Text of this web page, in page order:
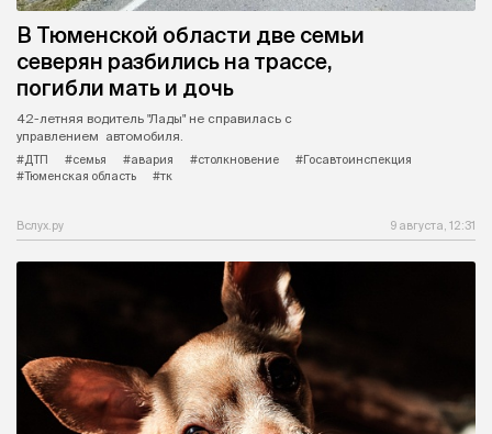
В Тюменской области две семьи
северян разбились на трассе,
погибли мать и дочь
42-летняя водитель "Лады" не справилась с
управлением автомобиля.
#ДТП
#семья #авария #столкновение
#Госавтоинспекция
#Тюменская область
#тк
Вслух.ру 9 августа, 12:31